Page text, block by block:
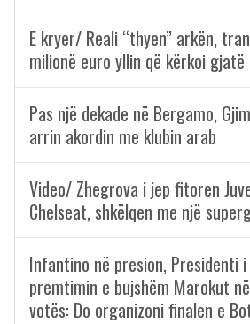
E kryer/ Reali “thyen” arkën,
milionë euro yllin që kërkoi
Pas një dekade në Bergamo,
arrin akordin me klubin arab
Video/ Zhegrova i jep fitoren
Chelseat, shkëlqen me një
Infantino në presion, Presidenti i
premtimin e bujshëm Marokut
votës: Do organizoni finalen e